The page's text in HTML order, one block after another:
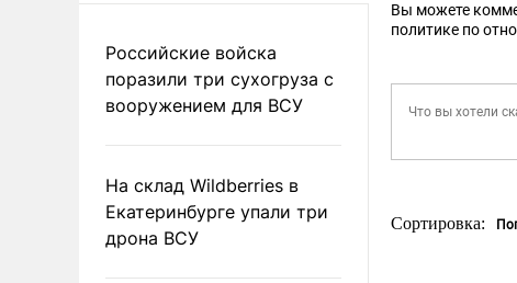
Российские войска
поразили три сухогруза с
вооружением для ВСУ
На склад Wildberries в
Екатеринбурге упали три
дрона ВСУ
Вы можете
политике по
Сортировка: